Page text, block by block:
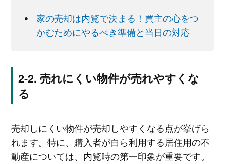
家の売却は内覧で決まる！買主の心をつ
かむためにやるべき準備と当日の対応
売れにくい物件が売れやすくな
る
売却しにくい物件が売却しやすくなる点が挙げら
れます。特に、購入者が自ら利用する居住用の不
動産については、内覧時の第一印象が重要です。